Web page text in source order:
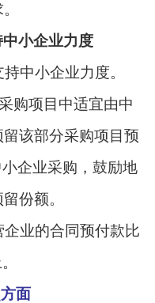
小企业力度
中小企业力度。
购项目中适宜由中
该部分采购项目预
企业采购，鼓励地
份额。
业的合同预付款比
面